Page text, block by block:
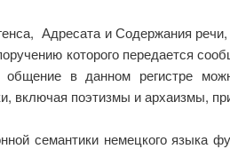
Адресата и Содержания
которого передается
в данном регистре
включая поэтизмы и архаизмы,
семантики немецкого